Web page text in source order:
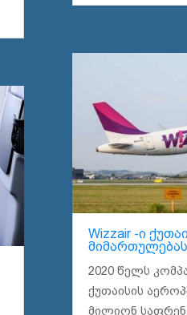
Wizzair -ი
მიმართულებას
2020 წელს
ქუთაისის
მილიონ